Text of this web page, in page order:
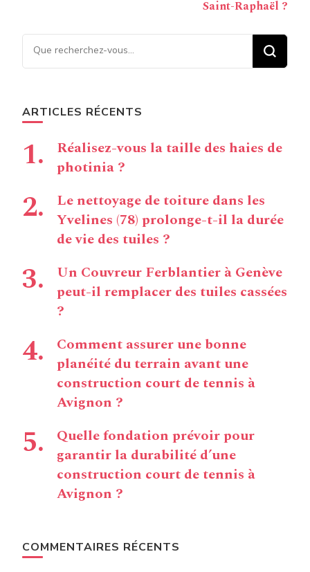
Saint-Raphaël ?
Vous recherchiez quelque
chose ?
ARTICLES RÉCENTS
Réalisez-vous la taille des haies de
photinia ?
Le nettoyage de toiture dans les
Yvelines (78) prolonge-t-il la durée
de vie des tuiles ?
Un Couvreur Ferblantier à Genève
peut-il remplacer des tuiles cassées
?
Comment assurer une bonne
planéité du terrain avant une
construction court de tennis à
Avignon ?
Quelle fondation prévoir pour
garantir la durabilité d’une
construction court de tennis à
Avignon ?
COMMENTAIRES RÉCENTS